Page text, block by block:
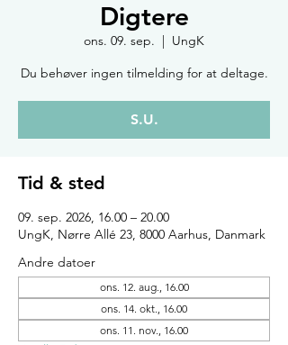
Digtere
ons. 09. sep.
  |
UngK
Du behøver ingen tilmelding for at deltage.
S.U.
Tid & sted
09. sep. 2026, 16.00 – 20.00
UngK, Nørre Allé 23, 8000 Aarhus, Danmark
Andre datoer
ons. 12. aug., 16.00
ons. 14. okt., 16.00
ons. 11. nov., 16.00